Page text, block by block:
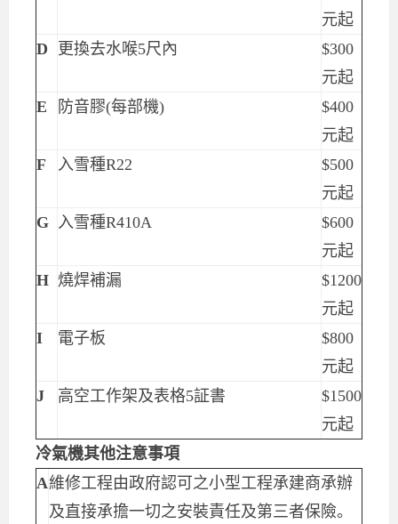
元起
D
更換去水喉5尺內
$300
元起
E
防音膠(每部機)
$400
元起
F
入雪種R22
$500
元起
G 入雪種R410A
$600
元起
H 燒焊補漏
$1200
元起
I
電子板
$800
元起
J
高空工作架及表格5証書
$1500
元起
冷氣機其他注意事項
A維修工程由政府認可之小型工程承建商承辦
及直接承擔一切之安裝責任及第三者保險。